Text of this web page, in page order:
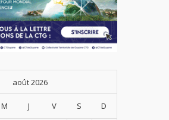
août 2026
M J V S D